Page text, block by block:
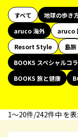
すべて 地球の歩き
aruco 海外
aruco
Resort Style
島旅
BOOKS スペシャルコ
BOOKS 旅と健康
1〜20件/242件中 を